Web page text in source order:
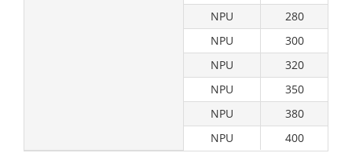
NPU
280
NPU
300
NPU
320
NPU
350
NPU
380
NPU
400